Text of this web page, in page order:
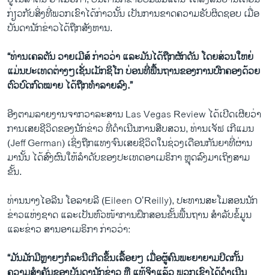
ກ່ຽວກັບສິ່ງທີ່ພວກເຂົາໄດ້ກ່າວນັ້ນ ເປັນການຂາດຄວາມຮັບຜິດຊອບ ເມື່ອ
ບັນດານັກຂ່າວໄດ້ຖືກສັງຫານ.
“ທ່ານເຄລຕັນ ວາຍເມີສ໌ ກ່າວວ່າ ແລະມັນໄດ້​ຖືກ​ຜັກ​ດັນ ໂດຍສ່ວນໃຫຍ່
ແມ່ນ​ປະ​ເທດ​ຕ່າງໆເຊັ່ນເມັກຊິໂກ ບ່ອນ​ທີ່ພື້ນຖານຂອງ​ການ​ປົກ​ຄອງ​ດ້ວຍ​
ຕົວ​ບົດກົດໝາຍ ໄດ້ຖືກທໍາລາຍລົງ.”
ອີງຕາມລາຍງານຈາກວາລະສານ Las Vegas Review ໄດ້ເປີດເຜີຍວ່າ
ການເສຍຊີວິດຂອງນັກຂ່າວ ທີ່ດໍາເນີນການສືບສວນ, ທ່ານເຈັຟ ເກີແມນ
(Jeff German) ເຊິ່ງຖືກແທງຈົນເສຍຊີວິດໃນຊ່ວງເດືອນກັນຍາທີ່ຜ່ານ
ມານັ້ນ ໄດ້ສົ່ງຜົນໃຫ້ລໍາດັບຂອງປະເທດອາເມຣິກາ ຫຼຸດລົງມາເຖິງສາມ
ຂັ້ນ.
ທ່ານນາງໄອລີນ ໂອລາຍລີ (Eileen O’Reilly), ປະທານສະໂມສອນນັກ
ຂ່າວແຫ່ງຊາດ ແລະເປັນຫົວໜ້າການຝຶກສອນຂັ້ນພື້ນຖານ ສໍາລັບຂໍ້ມູນ
ແລະຂ່າວ ສານອາເມຣິກາ ກ່າວວ່າ:
“ມັນມັກມີຫຼາຍໆກໍລະນີເກີດຂຶ້ນເລື້ອຍໆ ເມື່ອຜູ້ຄົນພະຍາຍາມປິດກັ້ນ